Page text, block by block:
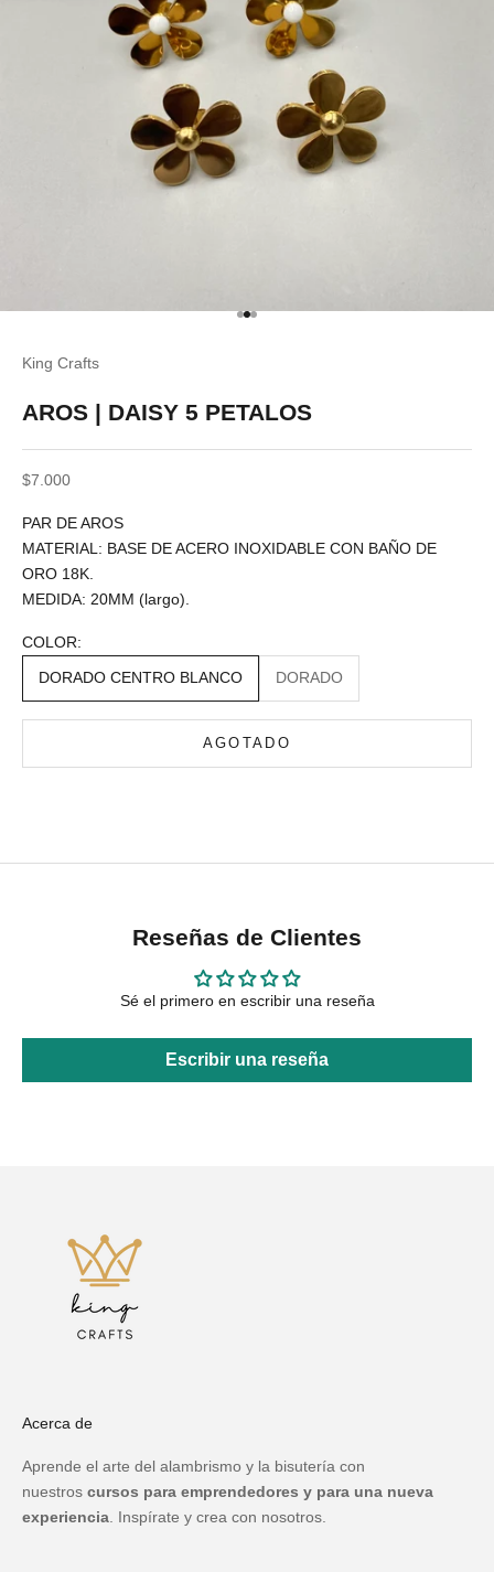
Ir al artículo 1
Ir al artículo 2
Ir al artículo 3
King Crafts
AROS | DAISY 5 PETALOS
Precio de oferta
$7.000
PAR DE AROS
MATERIAL: BASE DE ACERO INOXIDABLE CON BAÑO DE
ORO 18K.
MEDIDA: 20MM (largo).
COLOR:
DORADO CENTRO BLANCO DORADO
AGOTADO
Reseñas de Clientes
Sé el primero en escribir una reseña
Escribir una reseña
Acerca de
Aprende el arte del alambrismo y la bisutería con
nuestros cursos para emprendedores y para una nueva
experiencia . Inspírate y crea con nosotros.